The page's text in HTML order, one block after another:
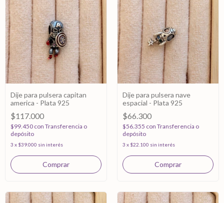
Dije para pulsera capitan
america - Plata 925
$117.000
$99.450 con Transferencia o
depósito
3 x $39.000 sin interés
Dije para pulsera nave
espacial - Plata 925
$66.300
$56.355 con Transferencia o
depósito
3 x $22.100 sin interés